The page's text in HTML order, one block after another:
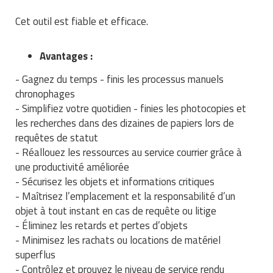
Ustensile cuisine professionnel
Vitrines pour magasin
Transformateur électrique
Tubes et profilés
Tuyau flexible
Tuyau galvanisé
Tuyau renforcé
Ventilateurs et aération d'atelier
Tapis de bureau
Traitement des surfaces
Traitement du linge
Vestiaires et casiers
Equipements pour roller
Equipements pour skateboard
Equipements pour stade et terrain
sportif
Jeu gymnique
Loisirs
Matériel de fitness
Pétrin professionnel
Pompes à sauce
Portes commandes restaurant
Présentoir pour restaurant
Réchaud professionnel
Réfrigérateur professionnel
Restauration foraine
Robinetterie professionnelle
Cet outil est fiable et efficace.
Avantages :
- Gagnez du temps - finis les processus manuels
chronophages
- Simplifiez votre quotidien - finies les photocopies et
les recherches dans des dizaines de papiers lors de
requêtes de statut
- Réallouez les ressources au service courrier grâce à
une productivité améliorée
- Sécurisez les objets et informations critiques
- Maîtrisez l’emplacement et la responsabilité d’un
objet à tout instant en cas de requête ou litige
- Éliminez les retards et pertes d’objets
- Minimisez les rachats ou locations de matériel
superflus
- Contrôlez et prouvez le niveau de service rendu